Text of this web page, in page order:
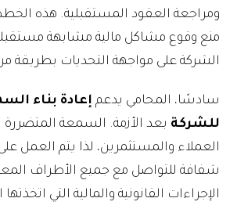
ومراجعة العقود المستقبلية. هذه
منع وقوع مشاكل مالية مشابهة
الشركة على مواجهة التحديات بطريقة
سادسًا، المحامي يدعم إعادة بناء
للشركة بعد الأزمة. السمعة المتضررة
العملاء والمستثمرين، لذا يتم العمل
شفافة للتواصل مع جميع الأطراف
الإجراءات القانونية والمالية التي